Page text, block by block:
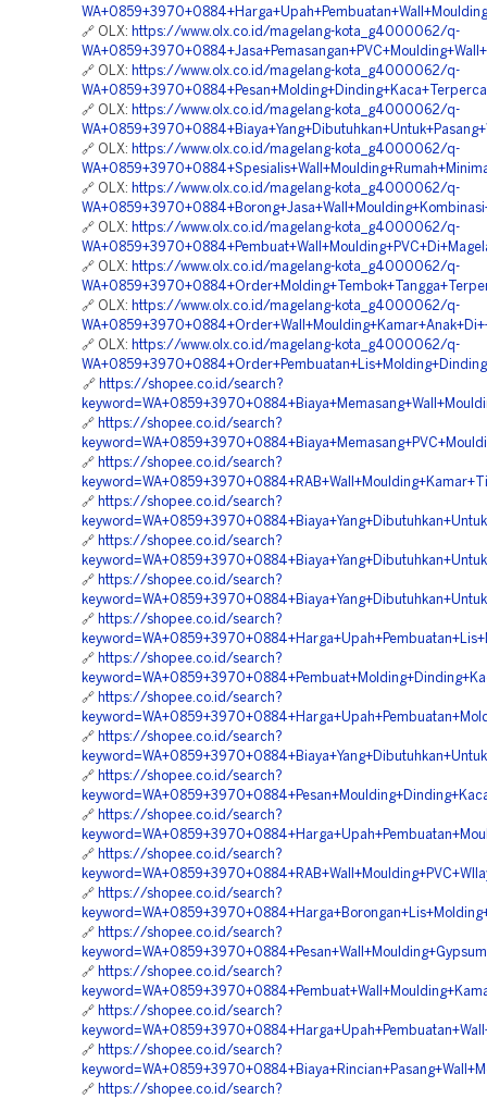
🔗 OLX: https://www.olx.co.id/magelang-kota_g4000062/q-
🔗 OLX: https://www.olx.co.id/magelang-kota_g4000062/q-
🔗 OLX: https://www.olx.co.id/magelang-kota_g4000062/q-
🔗 OLX: https://www.olx.co.id/magelang-kota_g4000062/q-
🔗 OLX: https://www.olx.co.id/magelang-kota_g4000062/q-
🔗 OLX: https://www.olx.co.id/magelang-kota_g4000062/q-
🔗 OLX: https://www.olx.co.id/magelang-kota_g4000062/q-
🔗 OLX: https://www.olx.co.id/magelang-kota_g4000062/q-
🔗 OLX: https://www.olx.co.id/magelang-kota_g4000062/q-
🔗 https://shopee.co.id/search?
🔗 https://shopee.co.id/search?
🔗 https://shopee.co.id/search?
🔗 https://shopee.co.id/search?
🔗 https://shopee.co.id/search?
🔗 https://shopee.co.id/search?
🔗 https://shopee.co.id/search?
🔗 https://shopee.co.id/search?
🔗 https://shopee.co.id/search?
🔗 https://shopee.co.id/search?
🔗 https://shopee.co.id/search?
🔗 https://shopee.co.id/search?
🔗 https://shopee.co.id/search?
🔗 https://shopee.co.id/search?
🔗 https://shopee.co.id/search?
🔗 https://shopee.co.id/search?
🔗 https://shopee.co.id/search?
🔗 https://shopee.co.id/search?
🔗 https://shopee.co.id/search?